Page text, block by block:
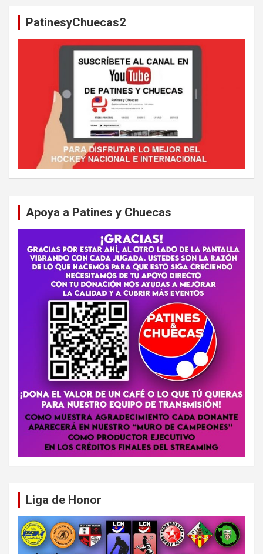
PatinesyChuecas2
Apoya a Patines y Chuecas
Liga de Honor